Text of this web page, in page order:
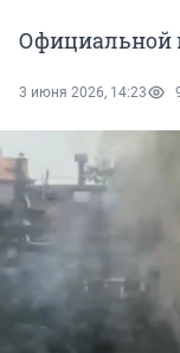
Официальной
3 июня 2026, 14:23